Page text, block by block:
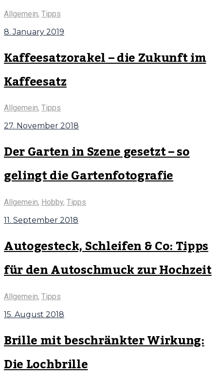
Allgemein, Tipps
8. January 2019
Kaffeesatzorakel – die Zukunft im
Kaffeesatz
Allgemein, Tipps
27. November 2018
Der Garten in Szene gesetzt – so
gelingt die Gartenfotografie
Allgemein, Hobby, Tipps
11. September 2018
Autogesteck, Schleifen & Co: Tipps
für den Autoschmuck zur Hochzeit
Allgemein, Tipps
15. August 2018
Brille mit beschränkter Wirkung:
Die Lochbrille